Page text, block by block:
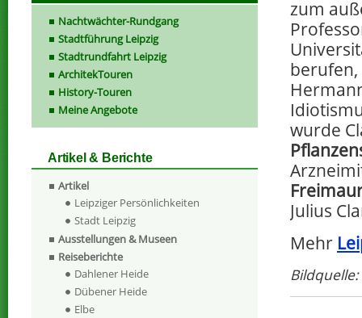
zum
wurde
Julius
Mehr
Nachtwächter-Rundgang
Stadtführung Leipzig
Stadtrundfahrt Leipzig
ArchitekTouren
History-Touren
Meine Angebote
Artikel & Berichte
Artikel
Leipziger Persönlichkeiten
Stadt Leipzig
Ausstellungen & Museen
Reiseberichte
Dahlener Heide
Dübener Heide
Elbe